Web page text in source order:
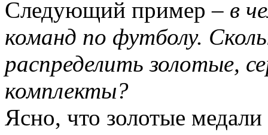
Следующий пример – в
команд по футболу.
распределить золотые,
комплекты?
Ясно, что золотые